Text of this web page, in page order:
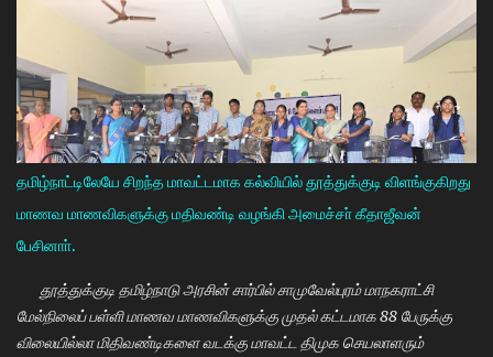
தமிழ்நாட்டிலேயே சிறந்த மாவட்டமாக கல்வியில் தூத்துக்குடி விளங்குகிறது
மாணவ மாணவிகளுக்கு மதிவண்டி வழங்கி அமைச்சா் கீதாஜீவன்
பேசினாா்.
தூத்துக்குடி தமிழ்நாடு அரசின் சார்பில் சாமுவேல்புரம் மாநகராட்சி
மேல்நிலைப் பள்ளி மாணவ மாணவிகளுக்கு முதல் கட்டமாக 88 பேருக்கு
விலையில்லா மிதிவண்டிகளை வடக்கு மாவட்ட திமுக செயலாளரும்